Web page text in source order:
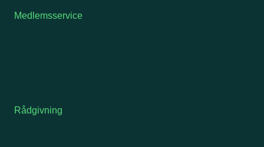
Medlemsservice
Rådgivning